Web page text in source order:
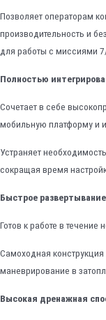
Позволяет операторам
производительность и
для работы с миссиями
Полностью
Сочетает в себе
мобильную платформу и
Устраняет
сокращая время
Быстрое развертывание
Готов к работе в течение
Самоходная конструкция
маневрирование в
Высокая дренажная